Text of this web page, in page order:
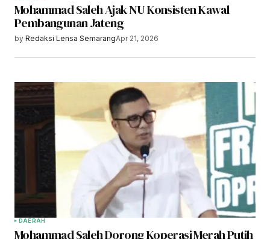
Mohammad Saleh Ajak NU Konsisten Kawal
Pembangunan Jateng
by Redaksi Lensa SemarangApr 21, 2026
DAERAH
Mohammad Saleh Dorong Koperasi Merah Putih